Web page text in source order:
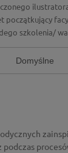
początkujący
szkolenia/